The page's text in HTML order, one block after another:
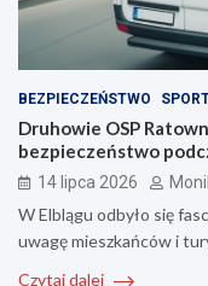
BEZPIECZEŃSTWO
Druhowie OSP
bezpieczeństwo
14 lipca 2026
W Elblągu odbyło się
uwagę mieszkańców i
Czytaj dalej